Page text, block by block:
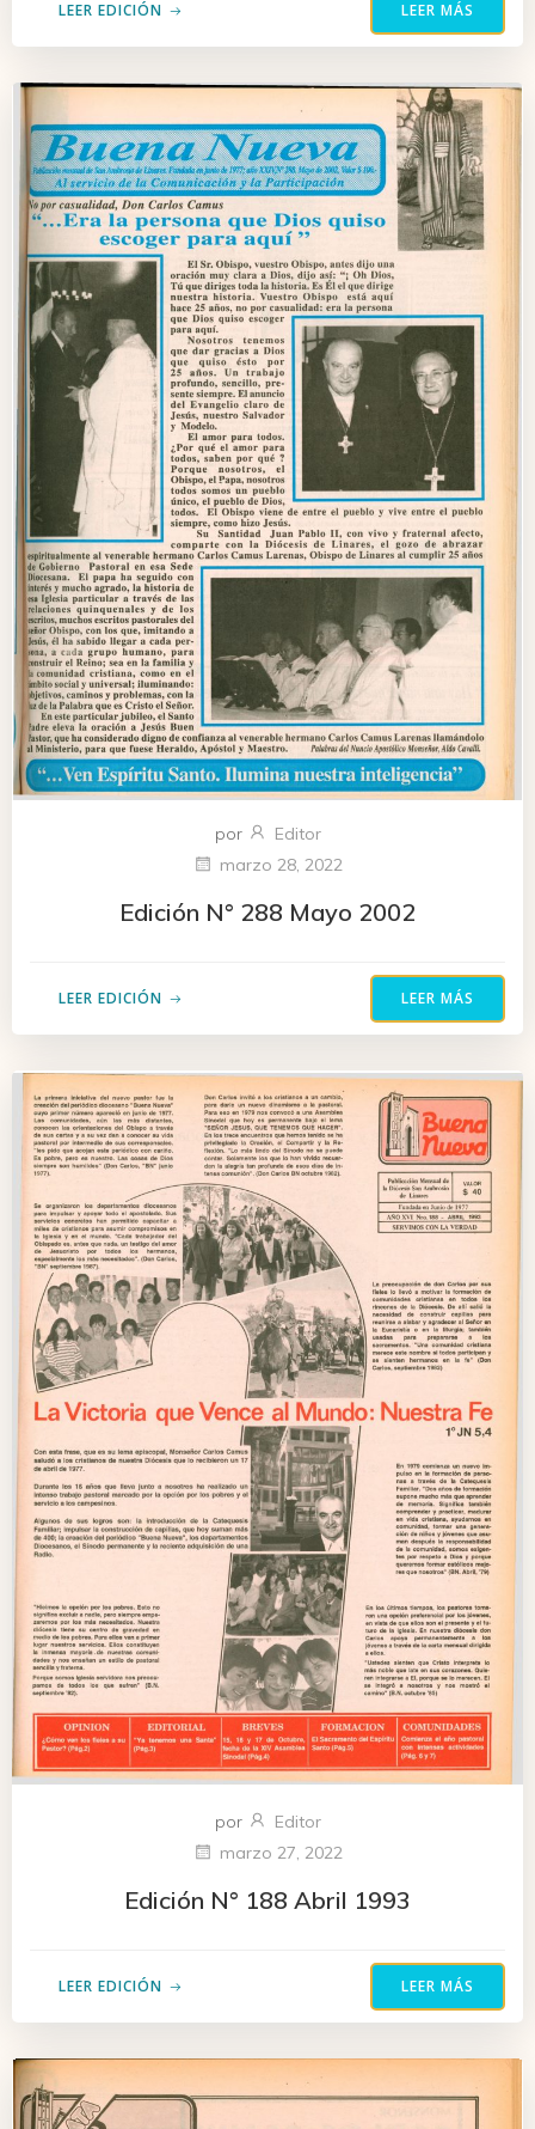
LEER EDICIÓN LEER MÁS
por
Editor
marzo 28, 2022
Edición N° 288 Mayo 2002
LEER EDICIÓN LEER MÁS
por
Editor
marzo 27, 2022
Edición N° 188 Abril 1993
LEER EDICIÓN LEER MÁS